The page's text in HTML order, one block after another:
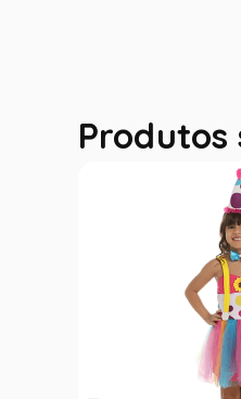
Produtos